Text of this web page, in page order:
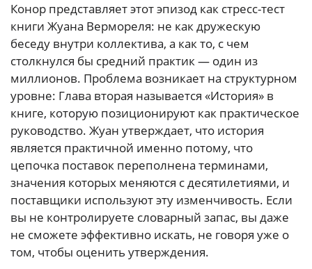
Конор представляет этот эпизод как стресс-тест
книги Жуана Вермореля: не как дружескую
беседу внутри коллектива, а как то, с чем
столкнулся бы средний практик — один из
миллионов. Проблема возникает на структурном
уровне: Глава вторая называется «История» в
книге, которую позиционируют как практическое
руководство. Жуан утверждает, что история
является практичной именно потому, что
цепочка поставок переполнена терминами,
значения которых меняются с десятилетиями, и
поставщики используют эту изменчивость. Если
вы не контролируете словарный запас, вы даже
не сможете эффективно искать, не говоря уже о
том, чтобы оценить утверждения.